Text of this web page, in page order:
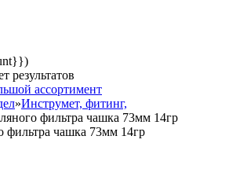
результатов
ассортимент
»Инструмет, фитинг,
фильтра чашка 73мм 14гр